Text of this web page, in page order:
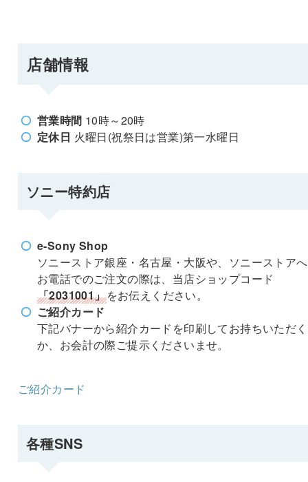
店舗情報
営業時間 10時～20時
定休日 火曜日(祝祭日は営業)第一水曜日
ソニー特約店
e-Sony Shop
ソニーストア銀座・名古屋・大阪や、ソニーストア
お電話でのご注文の際は、当店ショップコード
「2031001」をお伝えください。
ご紹介カード
下記バナーから紹介カードを印刷してお持ちいただく
か、お会計の際ご提示くださいませ。
ご紹介カード
各種SNS